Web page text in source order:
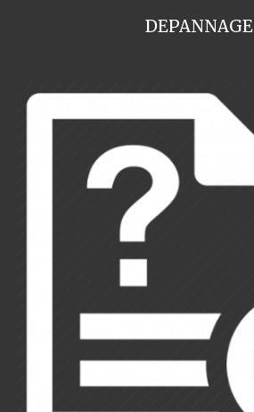
DEPANNAGE